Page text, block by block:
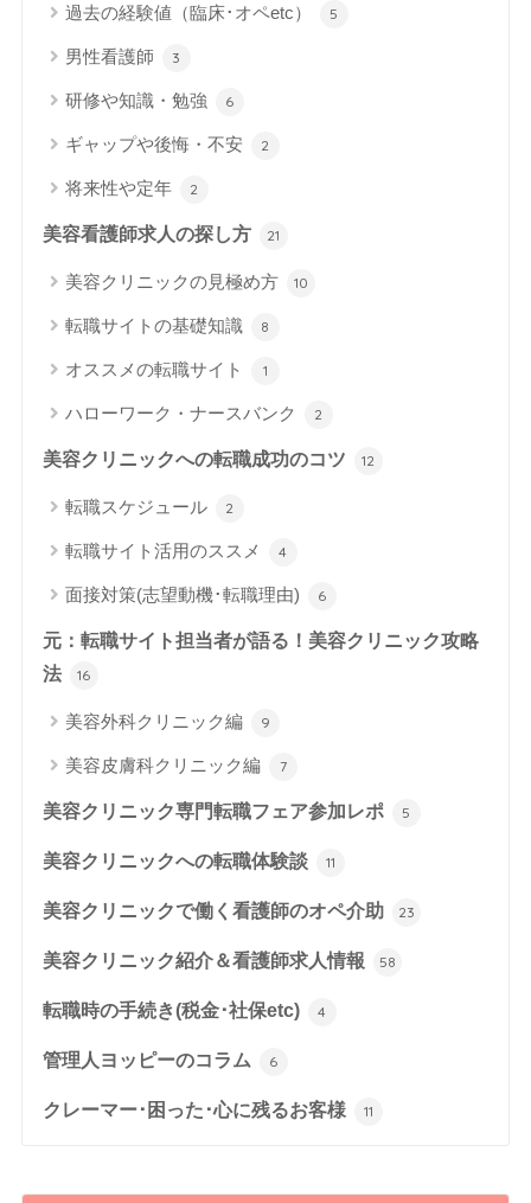
過去の経験値（臨床･オペetc） 5
男性看護師 3
研修や知識・勉強 6
ギャップや後悔・不安 2
将来性や定年 2
美容看護師求人の探し方 21
美容クリニックの見極め方 10
転職サイトの基礎知識 8
オススメの転職サイト 1
ハローワーク・ナースバンク 2
美容クリニックへの転職成功のコツ 12
転職スケジュール 2
転職サイト活用のススメ 4
面接対策(志望動機･転職理由) 6
元：転職サイト担当者が語る！美容クリニック攻略
法
16
美容外科クリニック編 9
美容皮膚科クリニック編 7
美容クリニック専門転職フェア参加レポ 5
美容クリニックへの転職体験談 11
美容クリニックで働く看護師のオペ介助 23
美容クリニック紹介＆看護師求人情報 58
転職時の手続き(税金･社保etc) 4
管理人ヨッピーのコラム 6
クレーマー･困った･心に残るお客様 11